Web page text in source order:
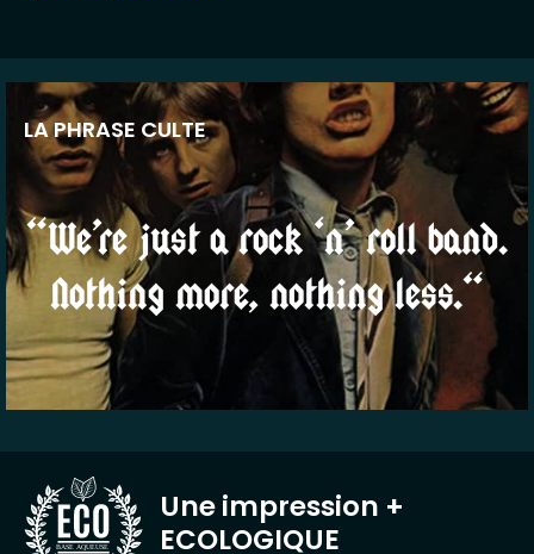
LA PHRASE CULTE
“We’re just a rock ‘n’ roll band.
Nothing more, nothing less.“
BASE AQUEUSE
Une impression +
ECOLOGIQUE